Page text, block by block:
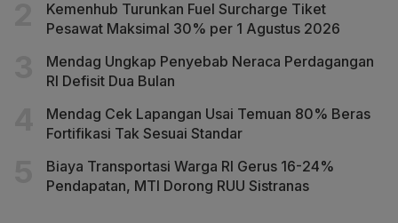
Kemenhub Turunkan Fuel Surcharge Tiket
Pesawat Maksimal 30% per 1 Agustus 2026
Mendag Ungkap Penyebab Neraca Perdagangan
RI Defisit Dua Bulan
Mendag Cek Lapangan Usai Temuan 80% Beras
Fortifikasi Tak Sesuai Standar
Biaya Transportasi Warga RI Gerus 16-24%
Pendapatan, MTI Dorong RUU Sistranas